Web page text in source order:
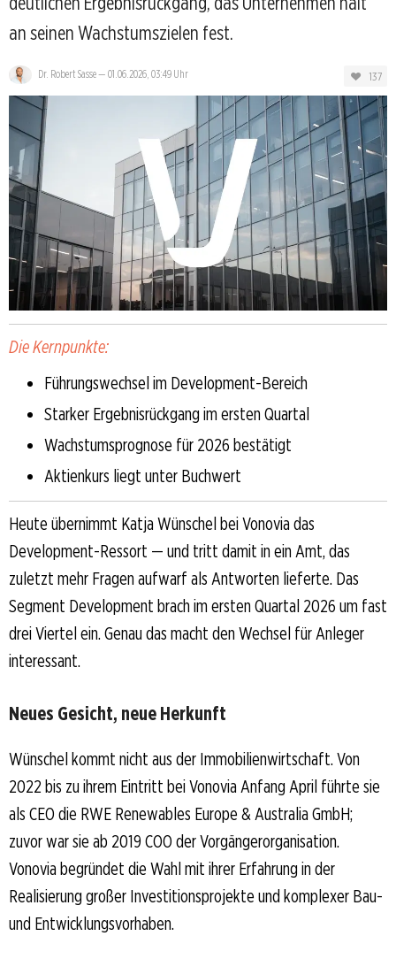
an seinen Wachstumszielen fest.
Dr. Robert Sasse— 01.06.2026, 03:49 Uhr 137
Die Kernpunkte:
Führungswechsel im Development-Bereich
Starker Ergebnisrückgang im ersten Quartal
Wachstumsprognose für 2026 bestätigt
Aktienkurs liegt unter Buchwert
Heute übernimmt Katja Wünschel bei Vonovia das
Development-Ressort — und tritt damit in ein Amt, das
zuletzt mehr Fragen aufwarf als Antworten lieferte. Das
Segment Development brach im ersten Quartal 2026 um fast
drei Viertel ein. Genau das macht den Wechsel für Anleger
interessant.
Neues Gesicht, neue Herkunft
Wünschel kommt nicht aus der Immobilienwirtschaft. Von
2022 bis zu ihrem Eintritt bei Vonovia Anfang April führte sie
als CEO die RWE Renewables Europe & Australia GmbH;
zuvor war sie ab 2019 COO der Vorgängerorganisation.
Vonovia begründet die Wahl mit ihrer Erfahrung in der
Realisierung großer Investitionsprojekte und komplexer Bau-
und Entwicklungsvorhaben.